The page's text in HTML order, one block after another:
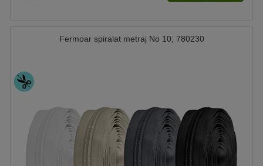
Fermoar spiralat metraj No 10; 780230